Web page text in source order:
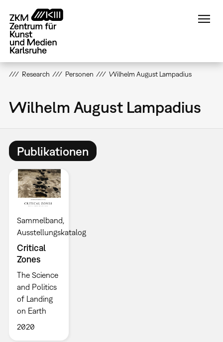
zum
Inhalt
Research Personen Wilhelm August Lampadius
Wilhelm August Lampadius
Publikationen
Sammelband
Ausstellungskatalog
Critical
Zones
The Science
and Politics
of Landing
on Earth
2020